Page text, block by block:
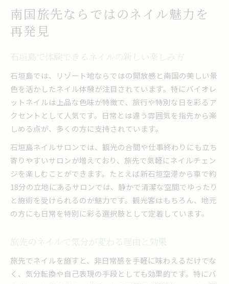
南国旅先ならではのネイル魅力を
再発見
石垣島で体験できるネイルの新しい楽しみ方
石垣島では、リゾート地ならではの開放感と南国の美しい景
色を活かしたネイル体験が注目されています。特にバイオレ
ットネイルは上品な色味が特徴で、旅行や特別な日を彩るア
クセントとして人気です。日常とは違う雰囲気を指先から楽
しめる点が、多くの方に支持されています。
石垣島ネイルサロンでは、観光の合間や仕事終わりにも立ち
寄りやすいサロンが増えており、旅先で気軽にネイルチェン
ジを楽しむことができます。たとえば新石垣空港から車で約
18分の立地にあるサロンでは、静かで清潔な空間でゆったり
と施術を受けられるのが魅力です。観光客はもちろん、地元
の方にも日常を特別に彩る選択肢として定着しています。
旅先のネイルで気分が変わる理由と効果
旅先でネイルを施すと、非日常感を手軽に味わえるだけでな
く、気分転換や自己表現の手段としても効果的です。特にバ